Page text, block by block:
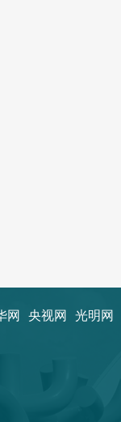
网 央视网 光明网